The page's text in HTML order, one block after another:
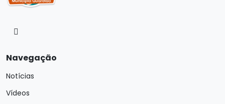
Navegação
Notícias
Vídeos